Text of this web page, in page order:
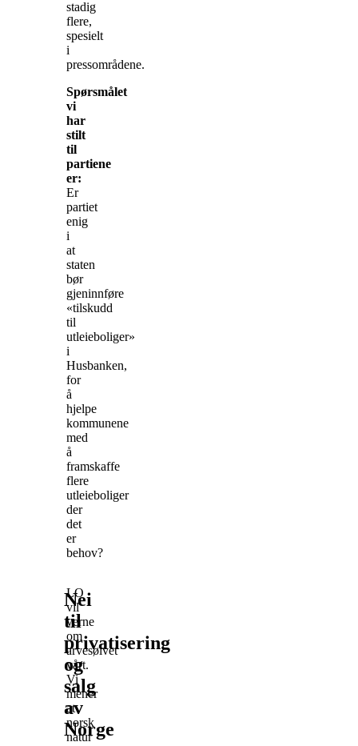
stadig
flere,
spesielt
i
pressområdene.
Spørsmålet
vi
har
stilt
til
partiene
er:
Er
partiet
enig
i
at
staten
bør
gjeninnføre
«tilskudd
til
utleieboliger»
i
Husbanken,
for
å
hjelpe
kommunene
med
å
framskaffe
flere
utleieboliger
der
det
er
behov?
Nei
til
privatisering
og
salg
av
Norge
LO
vil
verne
om
arvesølvet
vårt.
Vi
mener
at
norsk
natur